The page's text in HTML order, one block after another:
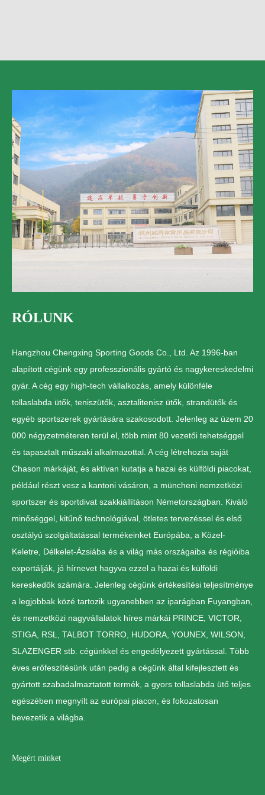
RÓLUNK
Hangzhou Chengxing Sporting Goods Co., Ltd. Az 1996-ban
alapított cégünk egy professzionális gyártó és nagykereskedelmi
gyár. A cég egy high-tech vállalkozás, amely különféle
tollaslabda ütők, teniszütők, asztalitenisz ütők, strandütők és
egyéb sportszerek gyártására szakosodott. Jelenleg az üzem 20
000 négyzetméteren terül el, több mint 80 vezetői tehetséggel
és tapasztalt műszaki alkalmazottal. A cég létrehozta saját
Chason márkáját, és aktívan kutatja a hazai és külföldi piacokat,
például részt vesz a kantoni vásáron, a müncheni nemzetközi
sportszer és sportdivat szakkiállításon Németországban. Kiváló
minőséggel, kitűnő technológiával, ötletes tervezéssel és első
osztályú szolgáltatással termékeinket Európába, a Közel-
Keletre, Délkelet-Ázsiába és a világ más országaiba és régióiba
exportálják, jó hírnevet hagyva ezzel a hazai és külföldi
kereskedők számára. Jelenleg cégünk értékesítési teljesítménye
a legjobbak közé tartozik ugyanebben az iparágban Fuyangban,
és nemzetközi nagyvállalatok híres márkái PRINCE, VICTOR,
STIGA, RSL, TALBOT TORRO, HUDORA, YOUNEX, WILSON,
SLAZENGER stb. cégünkkel és engedélyezett gyártással. Több
éves erőfeszítésünk után pedig a cégünk által kifejlesztett és
gyártott szabadalmaztatott termék, a gyors tollaslabda ütő teljes
egészében megnyílt az európai piacon, és fokozatosan
bevezetik a világba.
Megért minket